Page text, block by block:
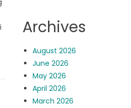
Archives
August 2026
June 2026
May 2026
April 2026
March 2026